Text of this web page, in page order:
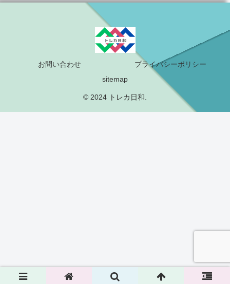
お問い合わせ
プライバシーポリシー
sitemap
© 2024 トレカ日和.